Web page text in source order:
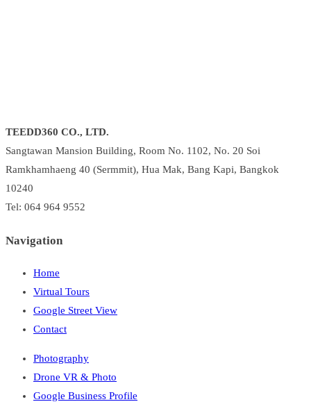
TEEDD360 CO., LTD.
Sangtawan Mansion Building, Room No. 1102, No. 20 Soi
Ramkhamhaeng 40 (Sermmit), Hua Mak, Bang Kapi, Bangkok
10240
Tel: 064 964 9552
Navigation
Home
Virtual Tours
Google Street View
Contact
Photography
Drone VR & Photo
Google Business Profile